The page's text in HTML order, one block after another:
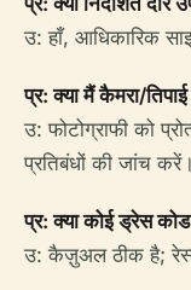
उ: हाँ, आधिकारिक
प्र: क्या मैं कैमरा/
उ: फोटोग्राफी को
प्रतिबंधों की जांच करें।
प्र: क्या कोई ड्रेस
उ: कैज़ुअल ठीक है;